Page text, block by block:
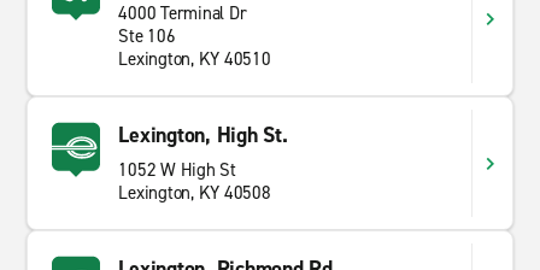
4000 Terminal Dr
Ste 106
Lexington, KY 40510
Lexington, High St.
1052 W High St
Lexington, KY 40508